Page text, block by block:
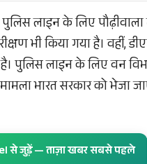
लाइन के लिए
भी किया गया है। वहीं,
पुलिस लाइन के लिए वन
भारत सरकार को भेजा
से जुड़ें — ताज़ा खबर सबसे पहले